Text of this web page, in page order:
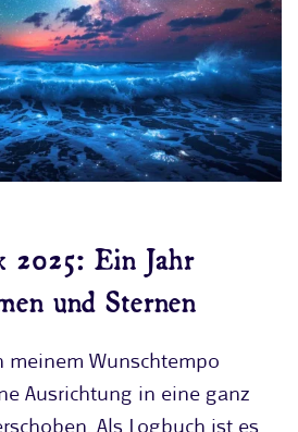
2025: Ein Jahr
und Sternen
meinem Wunschtempo
Ausrichtung in eine ganz
Als Logbuch ist es